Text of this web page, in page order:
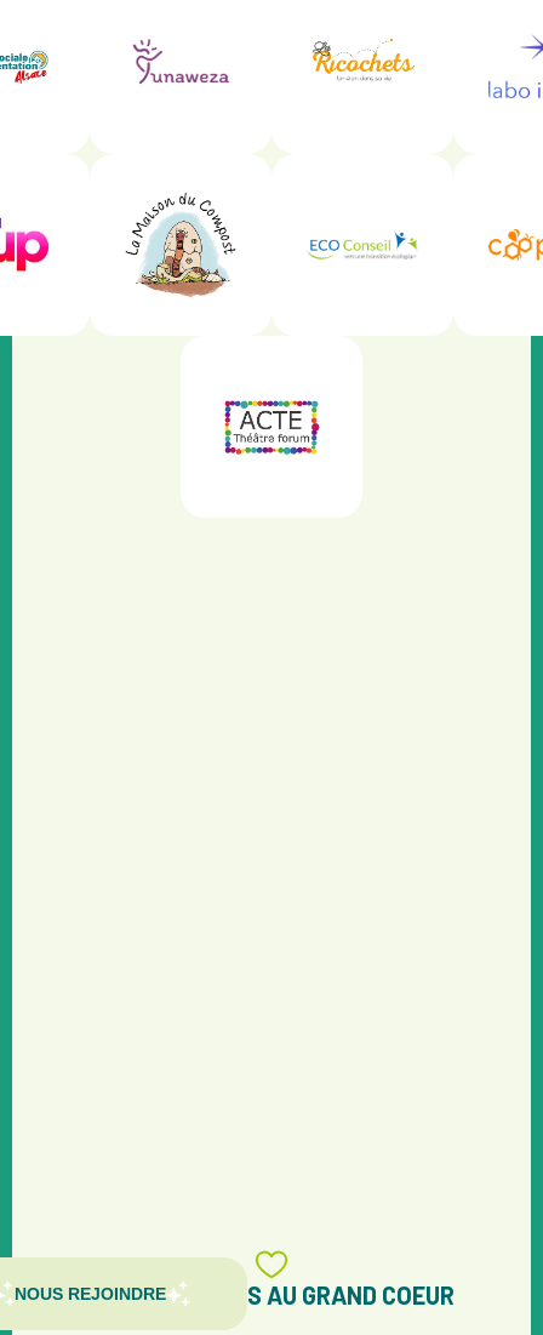
LES BÉNÉVOLES AU GRAND COEUR
NOUS REJOINDRE